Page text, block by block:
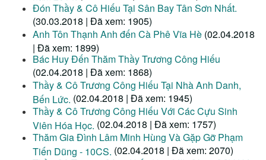
Đón Thầy & Cô Hiếu Tại Sân Bay Tân Sơn Nhất.
(30.03.2018 | Đã xem: 1905)
Anh Tôn Thạnh Anh đến Cà Phê Vĩa Hè (02.04.2018
| Đã xem: 1899)
Bác Huy Đến Thăm Thầy Trương Công Hiếu
(02.04.2018 | Đã xem: 1868)
Thầy & Cô Trương Công Hiếu Tại Nhà Anh Danh,
Bến Lức. (02.04.2018 | Đã xem: 1945)
Thầy & Cô Trương Công Hiếu Với Các Cựu Sinh
Viên Hóa Học. (02.04.2018 | Đã xem: 1757)
Thăm Gia Đình Lâm Minh Hùng Và Gặp Gỡ Phạm
Tiến Dũng - 10CS. (02.04.2018 | Đã xem: 2070)